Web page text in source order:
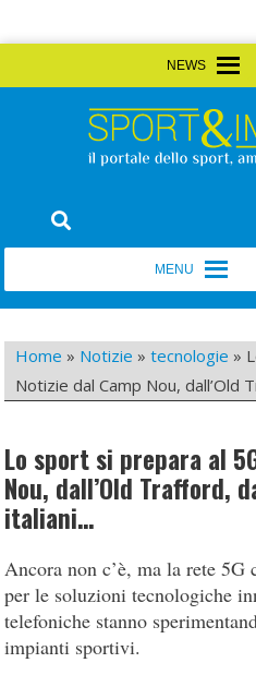
to
Sport&Impianti
Home » Notizie »tecnologie »
Notizie dal Camp Nou, dall’Old
Lo sport si prepara al
Nou, dall’Old Trafford,
italiani…
Ancora non c’è, ma la rete
per le soluzioni tecnologiche
telefoniche stanno
impianti sportivi.